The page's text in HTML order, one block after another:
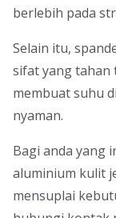
berlebih pada
Selain itu,
sifat yang tahan
membuat suhu
nyaman.
Bagi anda yang
aluminium kulit
mensuplai